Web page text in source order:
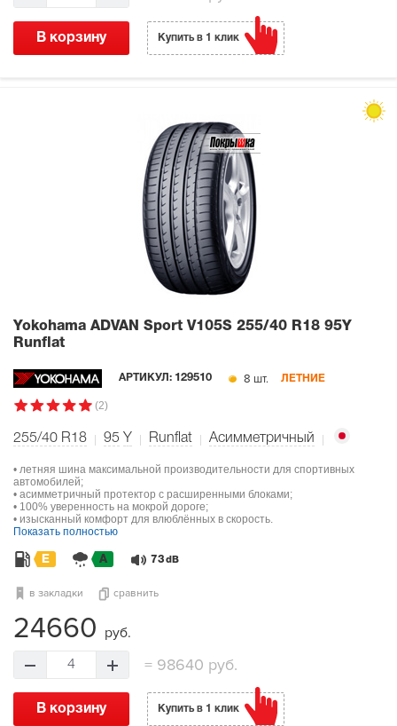
В корзину Купить в 1 клик
Yokohama ADVAN Sport V105S 255/40 R18 95Y
Runflat
АРТИКУЛ: 129510 8 шт. ЛЕТНИЕ
(2)
255/40 R18 95 Y Runflat Асимметричный
• летняя шина максимальной производительности для спортивных
автомобилей;
• асимметричный протектор с расширенными блоками;
• 100% уверенность на мокрой дороге;
• изысканный комфорт для влюблённых в скорость.
Показать полностью
E A 73 dB
в закладки сравнить
24660 руб.
4 = 98640 руб.
В корзину Купить в 1 клик